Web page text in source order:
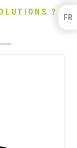
Kulzer Benelux FR
?